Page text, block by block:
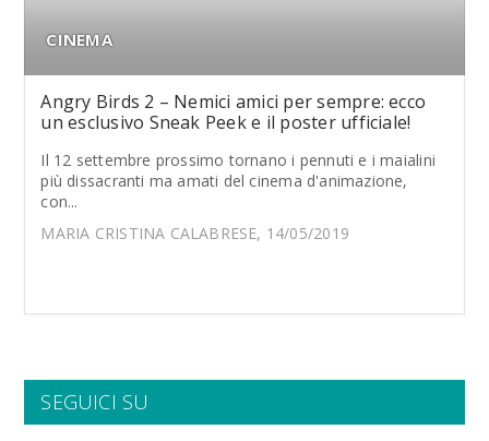
CINEMA
Angry Birds 2 – Nemici amici per sempre: ecco
un esclusivo Sneak Peek e il poster ufficiale!
Il 12 settembre prossimo tornano i pennuti e i maialini
più dissacranti ma amati del cinema d'animazione,
con...
MARIA CRISTINA CALABRESE, 14/05/2019
SEGUICI SU